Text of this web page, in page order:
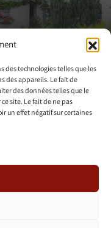
des technologies telles que les
des appareils. Le fait de
des données telles que le
site. Le fait de ne pas
un effet négatif sur certaines